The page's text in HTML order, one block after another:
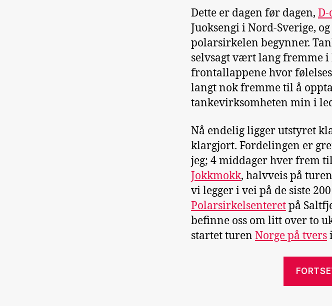
Dette er dagen før dagen, D-
Juoksengi i Nord-Sverige,
polarsirkelen begynner.
selvsagt vært lang fremme
frontallappene hvor
langt nok fremme til å
tankevirksomheten min i
Nå endelig ligger utstyret
klargjort. Fordelingen er
jeg; 4 middager hver frem
Jokkmokk, halvveis på
vi legger i vei på de siste
Polarsirkelsenteretpå
befinne oss om litt over to
startet turen Norge på tvers